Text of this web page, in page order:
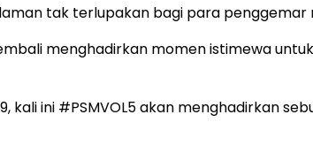
tak terlupakan bagi para penggemar
menghadirkan momen istimewa
kali ini #PSMVOL5 akan menghadirkan